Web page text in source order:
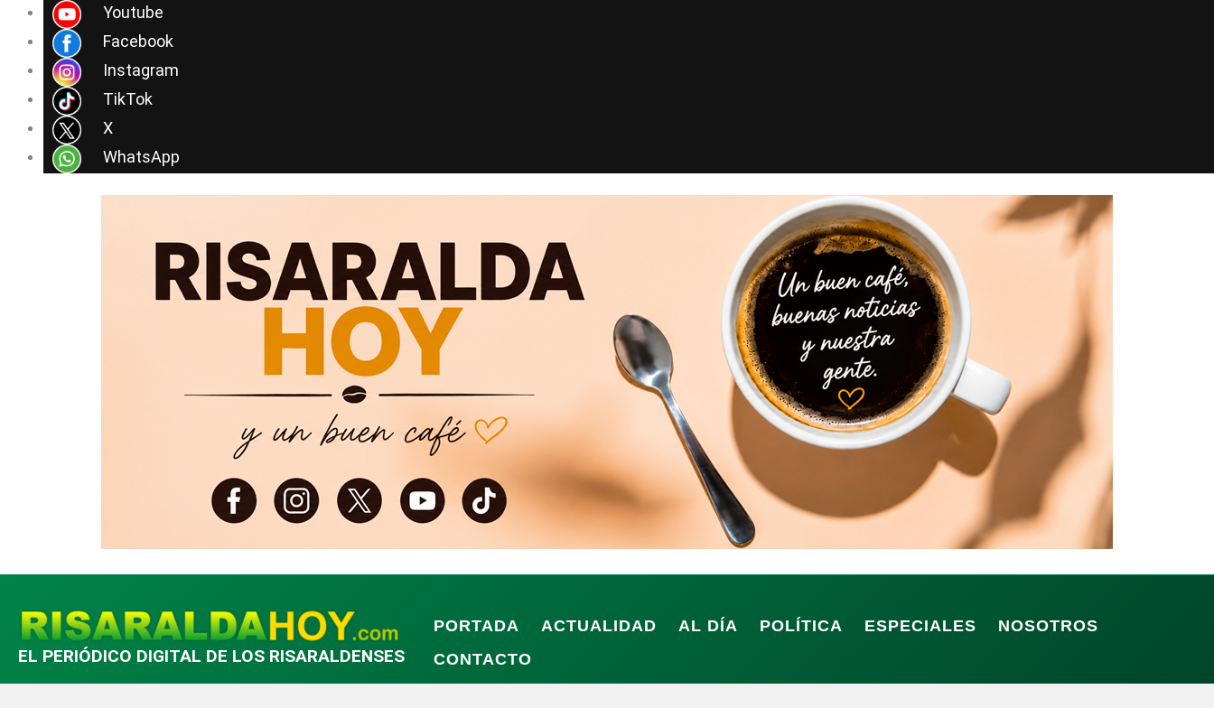
Youtube
Facebook
Instagram
TikTok
X
WhatsApp
contenido
EL PERIÓDICO DIGITAL DE LOS RISARALDENSES
PORTADA ACTUALIDAD AL DÍA POLÍTICA ESPECIALES
NOSOTROS
CONTACTO